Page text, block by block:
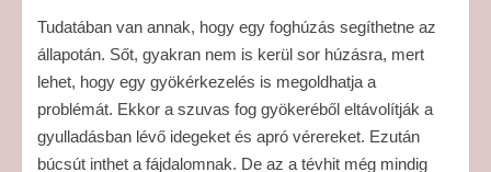
Tudatában van annak, hogy egy foghúzás segíthetne az
állapotán. Sőt, gyakran nem is kerül sor húzásra, mert
lehet, hogy egy gyökérkezelés is megoldhatja a
problémát. Ekkor a szuvas fog gyökeréből eltávolítják a
gyulladásban lévő idegeket és apró vérereket. Ezután
búcsút inthet a fájdalomnak. De az a tévhit még mindig